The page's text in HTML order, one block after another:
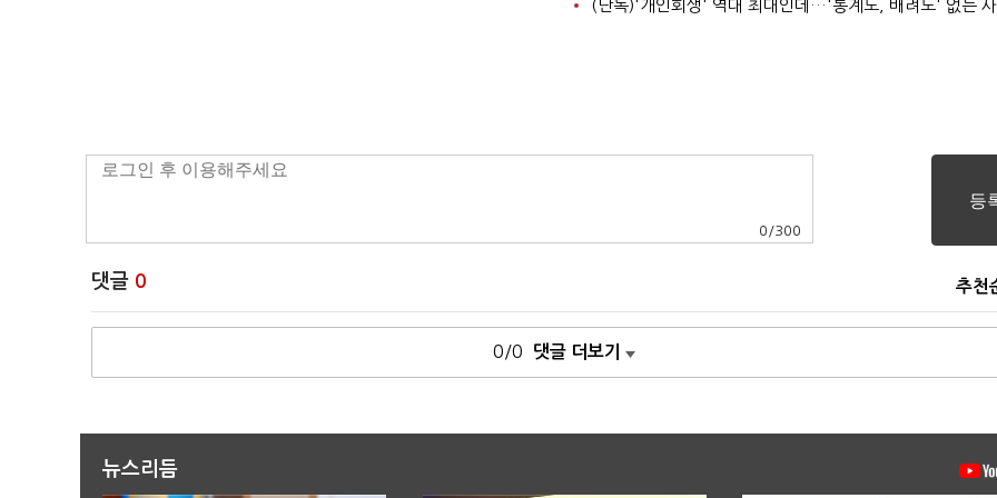
(단독)'개인회생' 역대 최대인데…'통계도, 배려도' 없는
0 /300
댓글 0 추천
0/0 댓글 더보기
뉴스리듬